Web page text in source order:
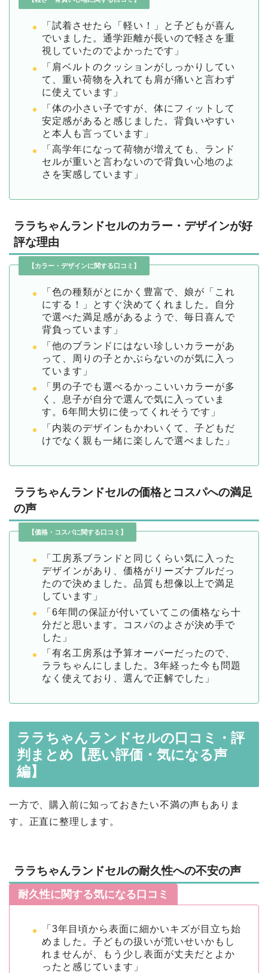
「試着させたら「軽い！」と子どもが喜ん
でいました。通学距離が長いので軽さを重
視していたのでよかったです」
「肩ベルトのクッションがしっかりしてい
て、重い荷物を入れても肩が痛いと言わず
に使えています」
「体の小さい子ですが、体にフィットして
安定感があると感じました。背負いやすい
と本人も言っています」
「高学年になって荷物が増えても、ランド
セルが重いと言わないので背負い心地のよ
さを実感しています」
ララちゃんランドセルのカラー・デザインが好
評な理由
【カラー・デザインに関する口コミ】
「色の種類がとにかく豊富で、娘が「これ
にする！」とすぐ決めてくれました。自分
で選べた満足感があるようで、毎日喜んで
背負っています」
「他のブランドにはない珍しいカラーがあ
って、周りの子とかぶらないのが気に入っ
ています」
「男の子でも選べるかっこいいカラーが多
く、息子が自分で選んで気に入っていま
す。6年間大切に使ってくれそうです」
「内装のデザインもかわいくて、子どもだ
けでなく親も一緒に楽しんで選べました」
ララちゃんランドセルの価格とコスパへの満足
の声
【価格・コスパに関する口コミ】
「工房系ブランドと同じくらい気に入った
デザインがあり、価格がリーズナブルだっ
たので決めました。品質も想像以上で満足
しています」
「6年間の保証が付いていてこの価格なら十
分だと思います。コスパのよさが決め手で
した」
「有名工房系は予算オーバーだったので、
ララちゃんにしました。3年経った今も問題
なく使えており、選んで正解でした」
ララちゃんランドセルの口コミ・評
判まとめ【悪い評価・気になる声
編】
一方で、購入前に知っておきたい不満の声もありま
す。正直に整理します。
ララちゃんランドセルの耐久性への不安の声
耐久性に関する気になる口コミ
「3年目頃から表面に細かいキズが目立ち始
めました。子どもの扱いが荒いせいかもし
れませんが、もう少し表面が丈夫だとよか
ったと感じています」